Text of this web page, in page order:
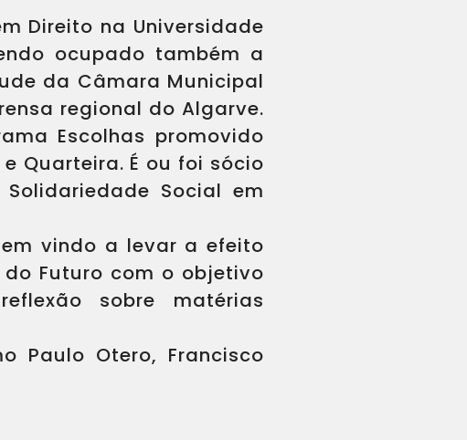
Direito na Universidade
ocupado também a
da Câmara Municipal
regional do Algarve.
Escolhas promovido
Quarteira. É ou foi sócio
Social em
vindo a levar a efeito
Futuro com o objetivo
sobre matérias
Paulo Otero, Francisco